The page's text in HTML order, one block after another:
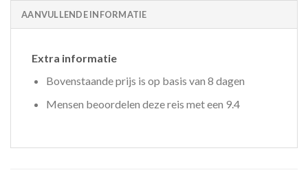
AANVULLENDE INFORMATIE
Extra informatie
Bovenstaande prijs is op basis van 8 dagen
Mensen beoordelen deze reis met een 9.4